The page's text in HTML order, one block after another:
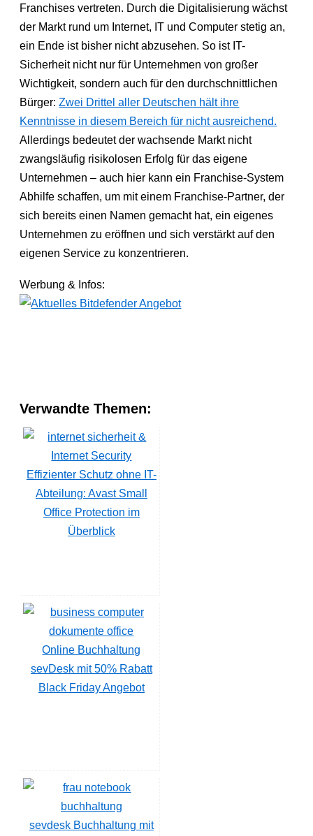
Franchises vertreten. Durch die Digitalisierung wächst
der Markt rund um Internet, IT und Computer stetig an,
ein Ende ist bisher nicht abzusehen. So ist IT-
Sicherheit nicht nur für Unternehmen von großer
Wichtigkeit, sondern auch für den durchschnittlichen
Bürger:Zwei Drittel aller Deutschen hält ihre
Kenntnisse in diesem Bereich für nicht ausreichend.
Allerdings bedeutet der wachsende Markt nicht
zwangsläufig risikolosen Erfolg für das eigene
Unternehmen – auch hier kann ein Franchise-System
Abhilfe schaffen, um mit einem Franchise-Partner, der
sich bereits einen Namen gemacht hat, ein eigenes
Unternehmen zu eröffnen und sich verstärkt auf den
eigenen Service zu konzentrieren.
Werbung & Infos:
Verwandte Themen:
Effizienter Schutz ohne IT-
Abteilung: Avast Small
Office Protection im
Überblick
Online Buchhaltung
sevDesk mit 50% Rabatt
Black Friday Angebot
sevdesk Buchhaltung mit